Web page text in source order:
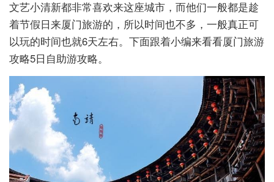
文艺小清新都非常喜欢来这座城市，而他们一般都是趁
着节假日来厦门旅游的，所以时间也不多，一般真正可
以玩的时间也就6天左右。下面跟着小编来看看厦门旅游
攻略5日自助游攻略。